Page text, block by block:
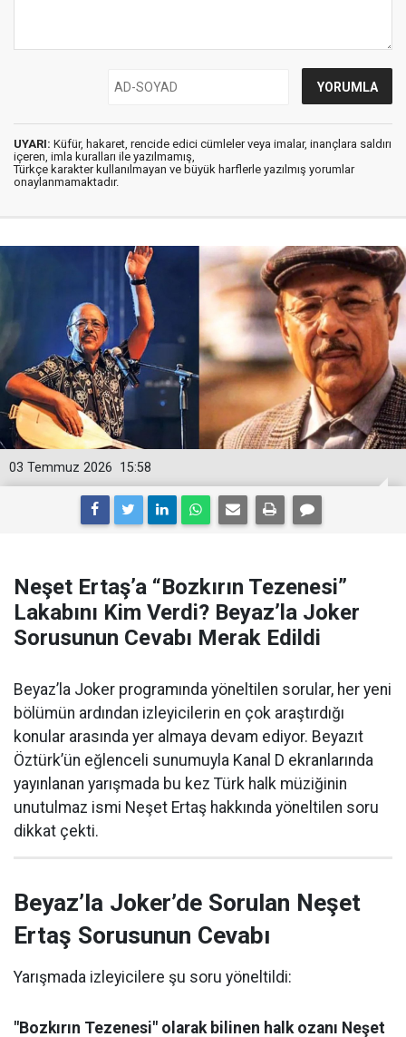
UYARI: Küfür, hakaret, rencide edici cümleler veya imalar, inançlara saldırı
içeren, imla kuralları ile yazılmamış,
Türkçe karakter kullanılmayan ve büyük harflerle yazılmış yorumlar
onaylanmamaktadır.
15:58
03 Temmuz 2026
Neşet Ertaş’a “Bozkırın Tezenesi”
Lakabını Kim Verdi? Beyaz’la Joker
Sorusunun Cevabı Merak Edildi
Beyaz’la Joker programında yöneltilen sorular, her yeni
bölümün ardından izleyicilerin en çok araştırdığı
konular arasında yer almaya devam ediyor. Beyazıt
Öztürk’ün eğlenceli sunumuyla Kanal D ekranlarında
yayınlanan yarışmada bu kez Türk halk müziğinin
unutulmaz ismi Neşet Ertaş hakkında yöneltilen soru
dikkat çekti.
Beyaz’la Joker’de Sorulan Neşet
Ertaş Sorusunun Cevabı
Yarışmada izleyicilere şu soru yöneltildi:
"Bozkırın Tezenesi" olarak bilinen halk ozanı Neşet